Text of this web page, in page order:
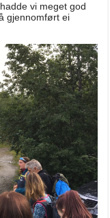
vi meget god
gjennomført ei